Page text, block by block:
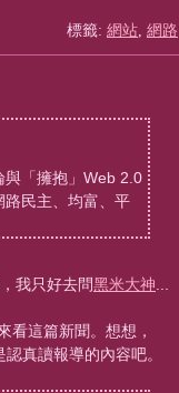
標籤: 網站 網路
「擁抱」Web 2.0
民主、均富、平
我只好去問黑米大神...
看這篇新聞。想想，
真讀報導的內容吧。